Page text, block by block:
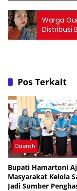
Warga
Distribusi
Pos Terkait
Daerah
Bupati Hamartoni
Masyarakat Kelola
Jadi Sumber